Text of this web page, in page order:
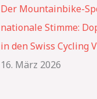
Der Mountainbike-
nationale Stimme:
in den Swiss Cycling
16. März 2026